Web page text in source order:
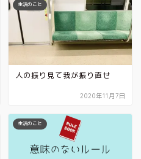
生活のこと
人の振り見て我が振り直せ
2020年11月7日
生活のこと